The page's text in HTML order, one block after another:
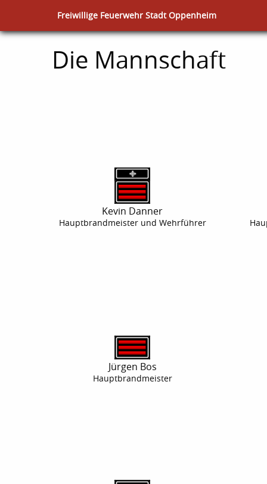
Freiwillige Feuerwehr Stadt Oppenheim
Die Mannschaft
Kevin Danner
Hauptbrandmeister und Wehrführer
Jürgen Bos
Hauptbrandmeister